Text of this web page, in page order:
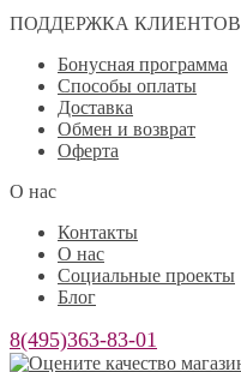
ПОДДЕРЖКА КЛИЕНТОВ
Бонусная программа
Способы оплаты
Доставка
Обмен и возврат
Оферта
О нас
Контакты
О нас
Социальные проекты
Блог
8(495)363-83-01